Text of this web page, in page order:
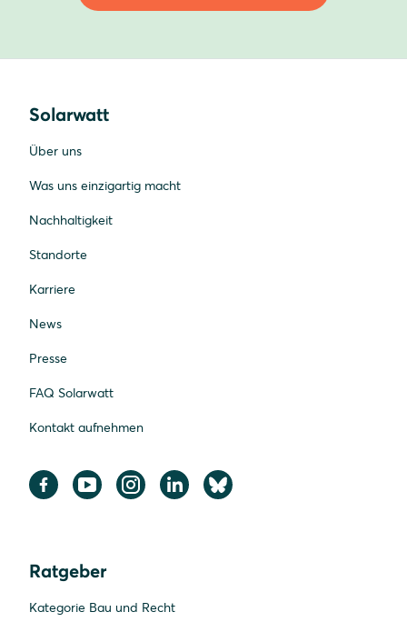
Solarwatt
Über uns
Was uns einzigartig macht
Nachhaltigkeit
Standorte
Karriere
News
Presse
FAQ Solarwatt
Kontakt aufnehmen
Ratgeber
Kategorie Bau und Recht